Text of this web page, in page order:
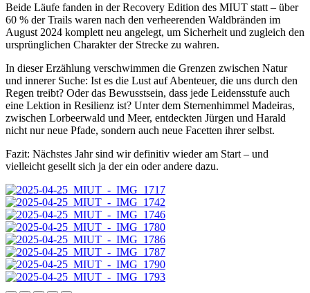
Beide Läufe fanden in der Recovery Edition des MIUT statt – über
60 % der Trails waren nach den verheerenden Waldbränden im
August 2024 komplett neu angelegt, um Sicherheit und zugleich den
ursprünglichen Charakter der Strecke zu wahren.
In dieser Erzählung verschwimmen die Grenzen zwischen Natur
und innerer Suche: Ist es die Lust auf Abenteuer, die uns durch den
Regen treibt? Oder das Bewusstsein, dass jede Leidensstufe auch
eine Lektion in Resilienz ist? Unter dem Sternenhimmel Madeiras,
zwischen Lorbeerwald und Meer, entdeckten Jürgen und Harald
nicht nur neue Pfade, sondern auch neue Facetten ihrer selbst.
Fazit: Nächstes Jahr sind wir definitiv wieder am Start – und
vielleicht gesellt sich ja der ein oder andere dazu.